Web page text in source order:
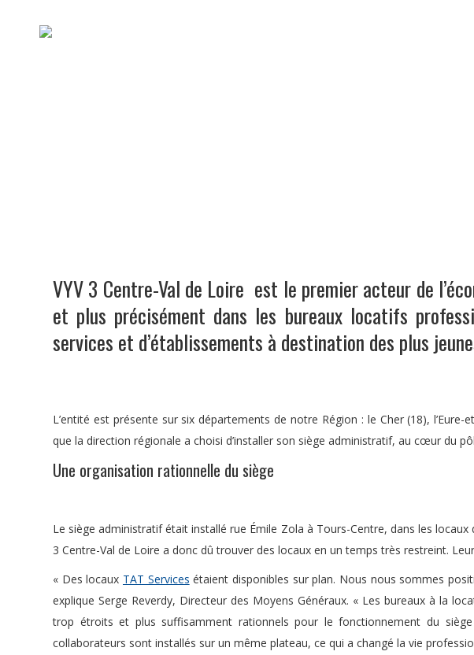
VYV 3 Centre-Val de Loire est le premier acteur de
et plus précisément dans les bureaux locatifs
services et d’établissements à destination des plus
L’entité est présente sur six départements de notre Région : le Cher (18),
que la direction régionale a choisi d’installer son siège administratif, au cœur du
Une organisation rationnelle du siège
Le siège administratif était installé rue Émile Zola à Tours-Centre, dans les
3 Centre-Val de Loire a donc dû trouver des locaux en un temps très restreint.
« Des locaux TAT Services étaient disponibles sur plan. Nous nous sommes
explique Serge Reverdy, Directeur des Moyens Généraux. « Les bureaux à la
trop étroits et plus suffisamment rationnels pour le fonctionnement du
collaborateurs sont installés sur un même plateau, ce qui a changé la vie